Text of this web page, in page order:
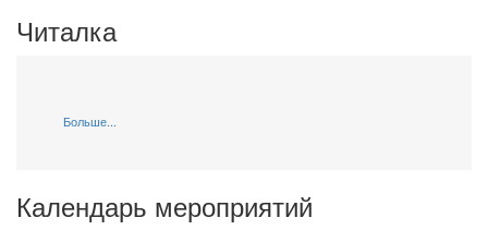
Читалка
Больше...
Календарь мероприятий